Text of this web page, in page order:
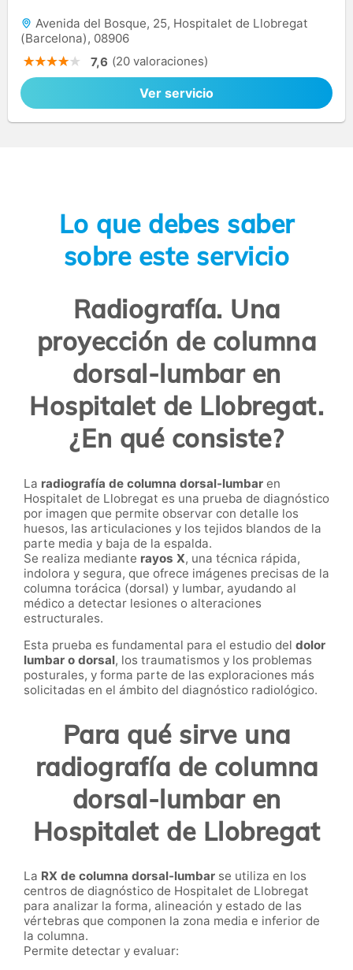
Avenida del Bosque, 25, Hospitalet de Llobregat
(Barcelona), 08906
7,6 (20 valoraciones)
Ver servicio
Lo que debes saber
sobre este servicio
Radiografía. Una
proyección de columna
dorsal-lumbar en
Hospitalet de Llobregat.
¿En qué consiste?
La radiografía de columna dorsal-lumbar en
Hospitalet de Llobregat es una prueba de diagnóstico
por imagen que permite observar con detalle los
huesos, las articulaciones y los tejidos blandos de la
parte media y baja de la espalda.
Se realiza mediante rayos X, una técnica rápida,
indolora y segura, que ofrece imágenes precisas de la
columna torácica (dorsal) y lumbar, ayudando al
médico a detectar lesiones o alteraciones
estructurales.
Esta prueba es fundamental para el estudio del dolor
lumbar o dorsal, los traumatismos y los problemas
posturales, y forma parte de las exploraciones más
solicitadas en el ámbito del diagnóstico radiológico.
Para qué sirve una
radiografía de columna
dorsal-lumbar en
Hospitalet de Llobregat
La RX de columna dorsal-lumbar se utiliza en los
centros de diagnóstico de Hospitalet de Llobregat
para analizar la forma, alineación y estado de las
vértebras que componen la zona media e inferior de
la columna.
Permite detectar y evaluar: